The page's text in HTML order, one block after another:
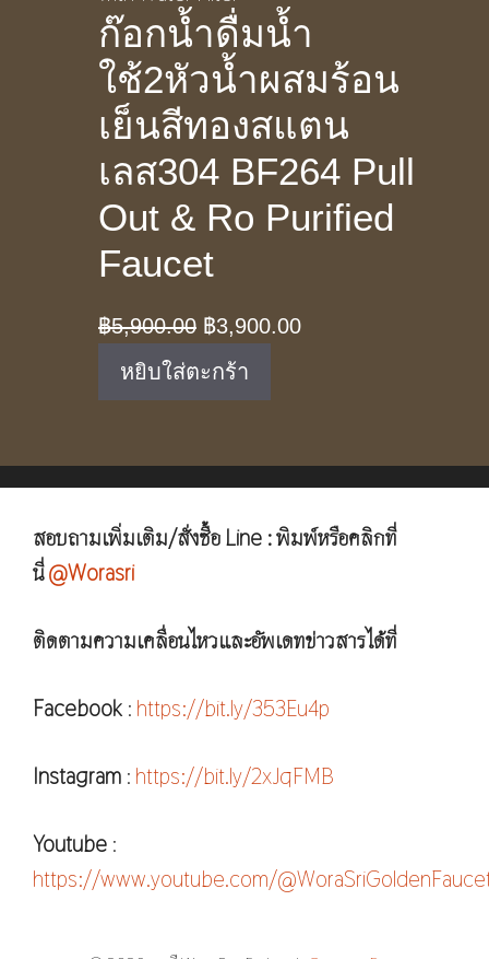
ก๊อกน้ำดื่มน้ำ
ใช้2หัวน้ำผสมร้อน
เย็นสีทองสแตน
เลส304 BF264 Pull
Out & Ro Purified
Faucet
฿5,900.00 Original
price
was:
฿3,900.00Current
หยิบใส่ตะกร้า
สอบถามเพิ่มเติม/สั่งซื้อ Line : พิมพ์หรือคลิกที่
นี่@Worasri
ติดตามความเคลื่อนไหวและอัพเดทข่าวสารได้ที่
Facebook : https://bit.ly/353Eu4p
Instagram : https://bit.ly/2xJqFMB
Youtube :
https://www.youtube.com/